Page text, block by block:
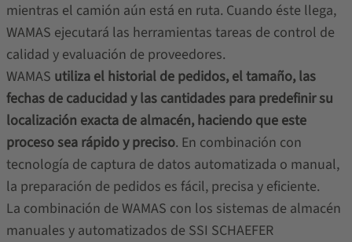
mientras el camión aún está en ruta. Cuando éste llega,
WAMAS ejecutará las herramientas tareas de control de
calidad y evaluación de proveedores.
WAMAS utiliza el historial de pedidos, el tamaño, las
fechas de caducidad y las cantidades para predefinir su
localización exacta de almacén, haciendo que este
proceso sea rápido y preciso. En combinación con
tecnología de captura de datos automatizada o manual,
la preparación de pedidos es fácil, precisa y eficiente.
La combinación de WAMAS con los sistemas de almacén
manuales y automatizados de SSI SCHAEFER